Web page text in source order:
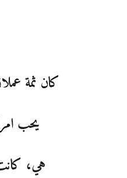
كان ثمة
يحب
هي،